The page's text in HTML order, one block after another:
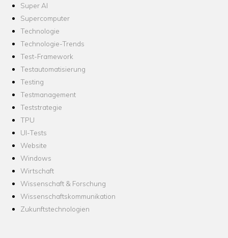
Super AI
Supercomputer
Technologie
Technologie-Trends
Test-Framework
Testautomatisierung
Testing
Testmanagement
Teststrategie
TPU
UI-Tests
Website
Windows
Wirtschaft
Wissenschaft & Forschung
Wissenschaftskommunikation
Zukunftstechnologien